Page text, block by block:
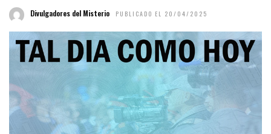
Divulgadores del Misterio PUBLICADO EL 20/04/2025